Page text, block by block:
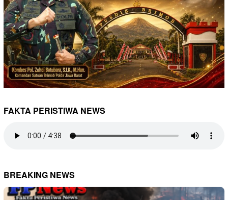
FAKTA PERISTIWA NEWS
BREAKING NEWS